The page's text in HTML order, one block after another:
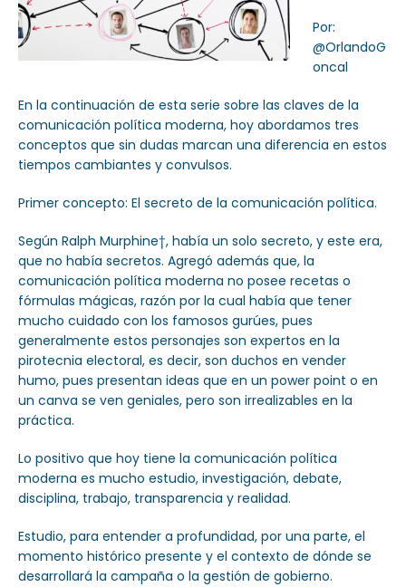
Por:
@OrlandoG
oncal
En la continuación de esta serie sobre las claves de la
comunicación política moderna, hoy abordamos tres
conceptos que sin dudas marcan una diferencia en estos
tiempos cambiantes y convulsos.
Primer concepto: El secreto de la comunicación política.
Según Ralph Murphine†, había un solo secreto, y este era,
que no había secretos. Agregó además que, la
comunicación política moderna no posee recetas o
fórmulas mágicas, razón por la cual había que tener
mucho cuidado con los famosos gurúes, pues
generalmente estos personajes son expertos en la
pirotecnia electoral, es decir, son duchos en vender
humo, pues presentan ideas que en un power point o en
un canva se ven geniales, pero son irrealizables en la
práctica.
Lo positivo que hoy tiene la comunicación política
moderna es mucho estudio, investigación, debate,
disciplina, trabajo, transparencia y realidad.
Estudio, para entender a profundidad, por una parte, el
momento histórico presente y el contexto de dónde se
desarrollará la campaña o la gestión de gobierno.